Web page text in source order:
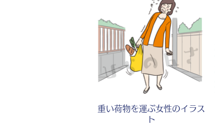
重い荷物を運ぶ女性のイラス
ト